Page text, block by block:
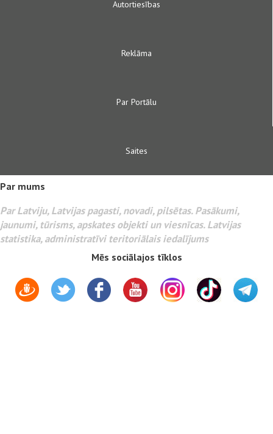
Autortiesības
Reklāma
Par Portālu
Saites
Par mums
Par Latviju, Latvijas pagasti, novadi, pilsētas. Pasākumi,
jaunumi, tūrisms, apskates objekti un viesnīcas. Latvijas
statistika, administratīvi teritoriālais iedalījums
Mēs sociālajos tīklos